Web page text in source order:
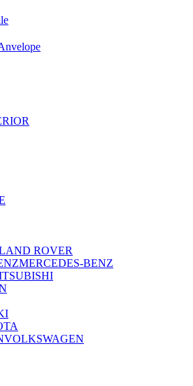
ROVER
MERCEDES-BENZ
VOLKSWAGEN